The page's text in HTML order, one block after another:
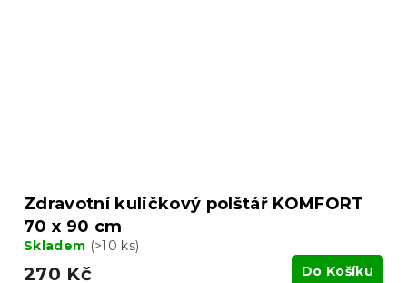
Zdravotní kuličkový polštář KOMFORT
70 x 90 cm
Skladem (>10 ks)
270 Kč Do Košíku